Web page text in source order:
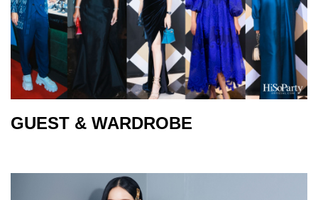
GUEST & WARDROBE